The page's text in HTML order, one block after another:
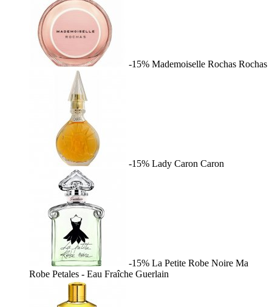
-15% Mademoiselle Rochas Rochas
-15% Lady Caron Caron
-15% La Petite Robe Noire Ma
Robe Petales - Eau Fraîche Guerlain